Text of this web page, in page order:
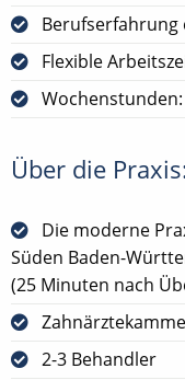
Berufserfahrung
Flexible
Über die
Die moderne
Süden Baden-
(25 Minuten nach
2-3 Behandler